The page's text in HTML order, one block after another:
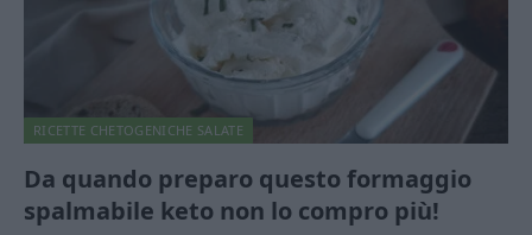
RICETTE CHETOGENICHE SALATE
Da quando preparo questo formaggio
spalmabile keto non lo compro più!